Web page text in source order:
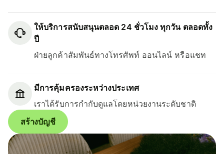
ให้บริการสนับสนุนตลอด 24 ชั่วโมง ทุกวัน ตลอดทั้ง
ปี
ฝ่ายลูกค้าสัมพันธ์ทางโทรศัพท์ ออนไลน์ หรือแชท
มีการคุ้มครองระหว่างประเทศ
เราได้รับการกำกับดูแลโดยหน่วยงานระดับชาติ
สร้างบัญชี